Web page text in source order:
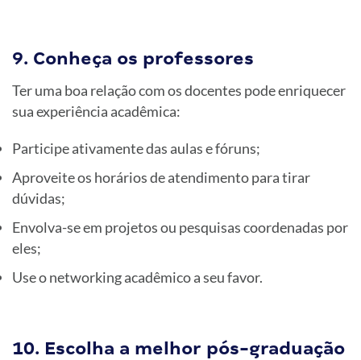
9. Conheça os professores
Ter uma boa relação com os docentes pode enriquecer
sua experiência acadêmica:
Participe ativamente das aulas e fóruns;
Aproveite os horários de atendimento para tirar
dúvidas;
Envolva-se em projetos ou pesquisas coordenadas por
eles;
Use o networking acadêmico a seu favor.
10. Escolha a melhor pós-graduação